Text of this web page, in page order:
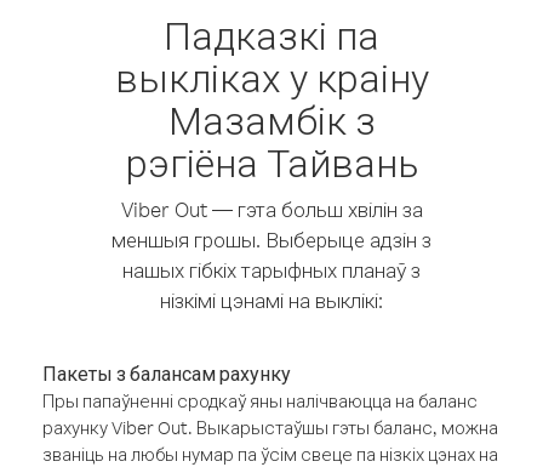
Падказкі па
выкліках у краіну
Мазамбік з
рэгіёна Тайвань
Viber Out — гэта больш хвілін за
меншыя грошы. Выберыце адзін з
нашых гібкіх тарыфных планаў з
нізкімі цэнамі на выклікі:
Пакеты з балансам рахунку
Пры папаўненні сродкаў яны налічваюцца на баланс
рахунку Viber Out. Выкарыстаўшы гэты баланс, можна
званіць на любы нумар па ўсім свеце па нізкіх цэнах на